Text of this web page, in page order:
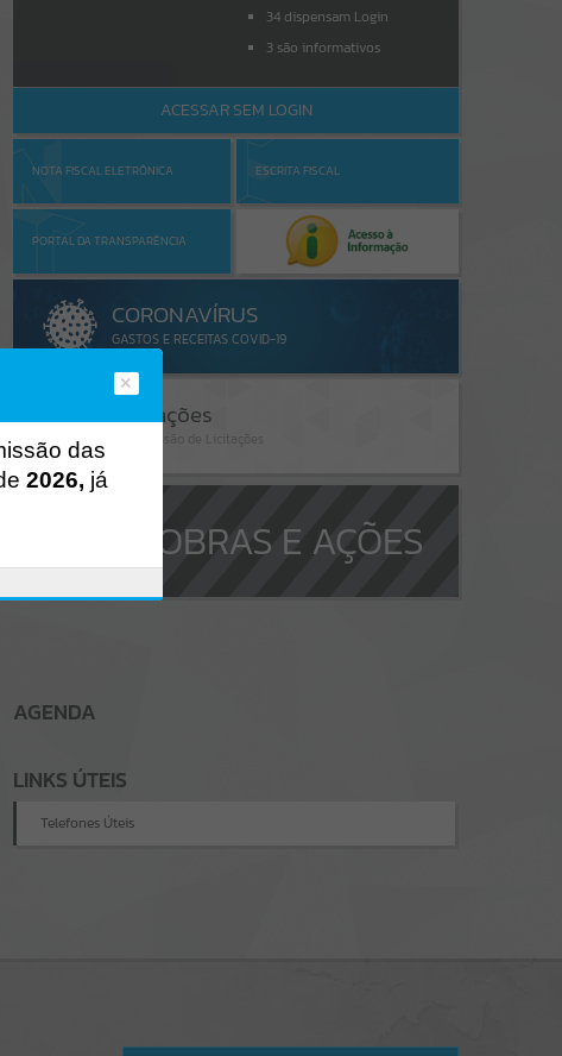
34 dispensam Login
3 são informativos
ACESSAR SEM LOGIN
NOTA FISCAL ELETRÔNICA ESCRITA FISCAL
PORTAL DA TRANSPARÊNCIA
OBRAS E AÇÕES
AGENDA
LINKS ÚTEIS
Telefones Úteis
das
2026, já